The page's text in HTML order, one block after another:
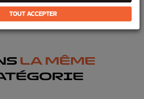
& Joints
LA MÊME
TOUT ACCEPTER